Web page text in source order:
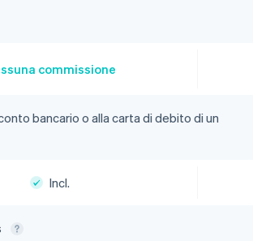
commissione
bancario o alla carta di debito di un
Incl.